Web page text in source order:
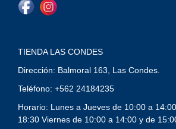
TIENDA LAS CONDES
Dirección: Balmoral 163, Las Condes.
Teléfono: +562 24184235
Horario: Lunes a Jueves de 10:00 a
18:30 Viernes de 10:00 a 14:00 y de